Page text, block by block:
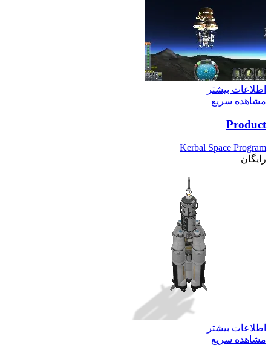
اطلاعات بیشتر
مشاهده سریع
Product
Kerbal Space Program
رایگان
اطلاعات بیشتر
مشاهده سریع